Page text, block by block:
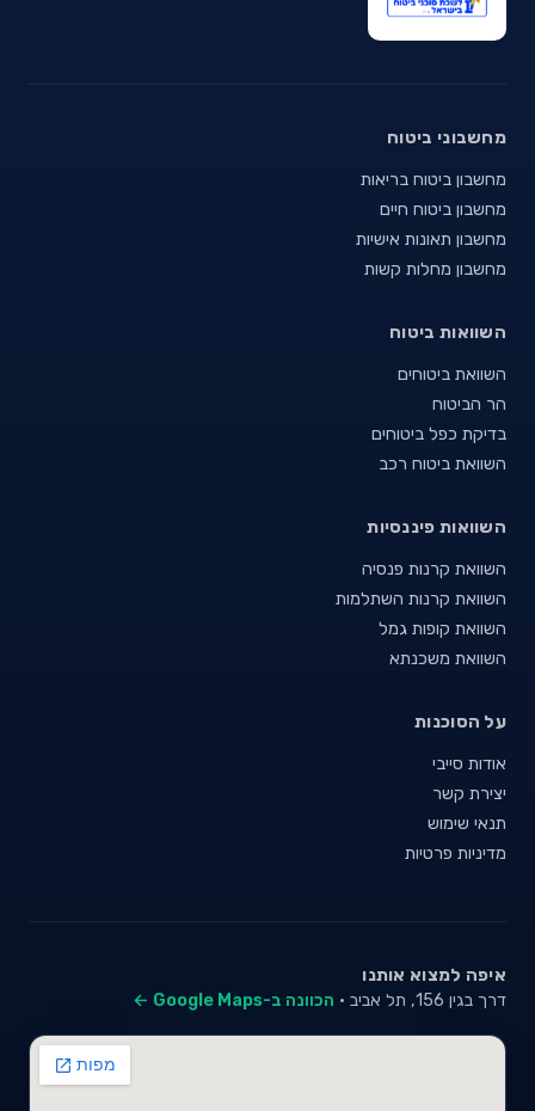
מחשבוני ביטוח
מחשבון ביטוח בריאות
מחשבון ביטוח חיים
מחשבון תאונות אישיות
מחשבון מחלות קשות
השוואות ביטוח
השוואת ביטוחים
הר הביטוח
בדיקת כפל ביטוחים
השוואת ביטוח רכב
השוואות פיננסיות
השוואת קרנות פנסיה
השוואת קרנות השתלמות
השוואת קופות גמל
השוואת משכנתא
על הסוכנות
אודות סייבי
יצירת קשר
תנאי שימוש
מדיניות פרטיות
איפה למצוא אותנו
דרך בגין 156, תל אביב · הכוונה ב-Google Maps ←